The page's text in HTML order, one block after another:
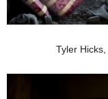
Tyler Hicks,